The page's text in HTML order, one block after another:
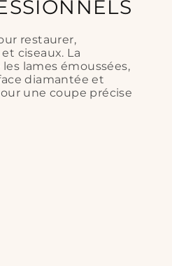
restaurer,
ciseaux. La
lames émoussées,
diamantée et
une coupe précise